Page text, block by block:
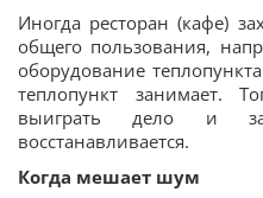
Иногда ресторан (кафе)
общего пользования,
оборудование
теплопункт занимает.
выиграть дело и
восстанавливается.
Когда мешает шум